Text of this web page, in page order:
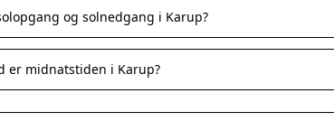
og solnedgang i Karup?
er midnatstiden i Karup?